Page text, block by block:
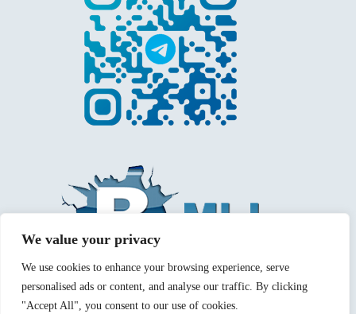
We value your privacy
We use cookies to enhance your browsing experience, serve
personalised ads or content, and analyse our traffic. By clicking
"Accept All", you consent to our use of cookies.